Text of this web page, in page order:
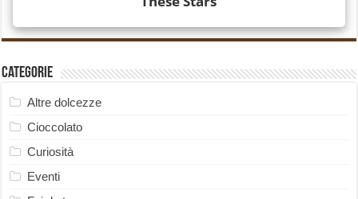
Categorie
Altre dolcezze
Cioccolato
Curiosità
Eventi